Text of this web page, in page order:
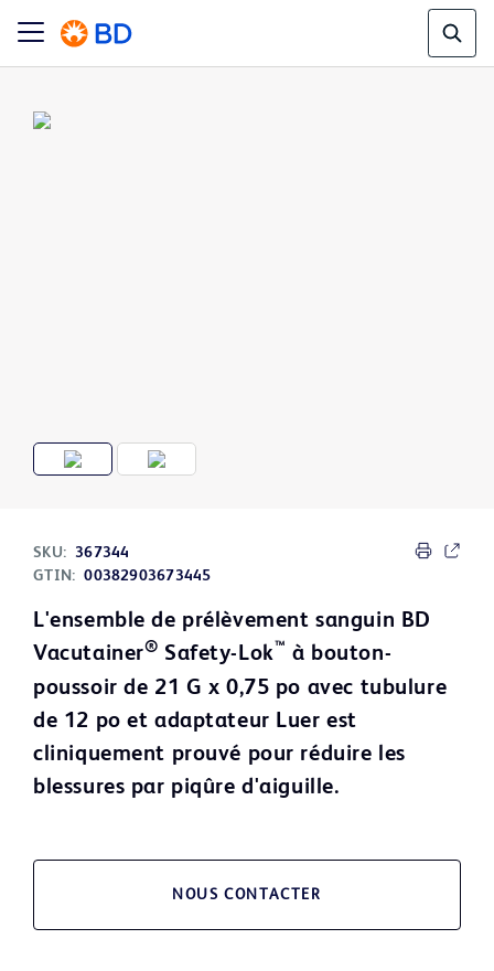
SKU: 367344
GTIN: 00382903673445
L'ensemble de prélèvement sanguin BD
Vacutainer® Safety-Lok™ à bouton-
poussoir de 21 G x 0,75 po avec tubulure
de 12 po et adaptateur Luer est
cliniquement prouvé pour réduire les
blessures par piqûre d'aiguille.
NOUS CONTACTER